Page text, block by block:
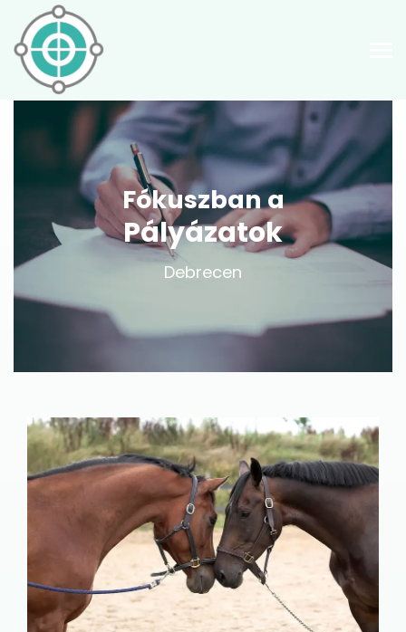
Fókuszban a
Pályázatok
Debrecen